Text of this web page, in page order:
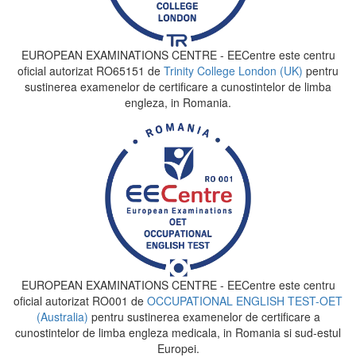
EUROPEAN EXAMINATIONS CENTRE - EECentre este centru
oficial autorizat RO65151 de Trinity College London (UK) pentru
sustinerea examenelor de certificare a cunostintelor de limba
engleza, in Romania.
EUROPEAN EXAMINATIONS CENTRE - EECentre este centru
oficial autorizat RO001 de OCCUPATIONAL ENGLISH TEST-OET
(Australia) pentru sustinerea examenelor de certificare a
cunostintelor de limba engleza medicala, in Romania si sud-estul
Europei.